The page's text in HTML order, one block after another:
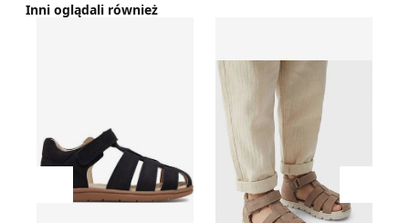
Inni oglądali również
Przesuń w lewo